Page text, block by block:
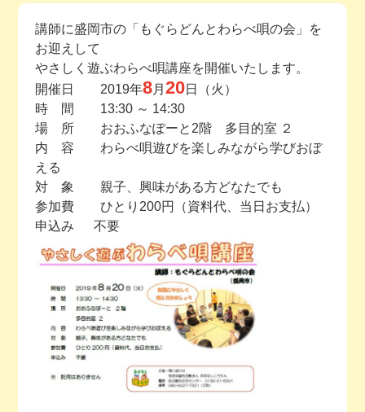
動画配信
今月の予定
活動場所のご案内
お問い合わせ
講師に盛岡市の「もぐらどんとわらべ唄の会」を
お迎えして
やさしく遊ぶわらべ唄講座を開催いたします。
開催日 2019年8月 20日（火）
時 間 13:30 ～ 14:30
場 所 おおふなぽーと2階 多目的室 ２
内 容 わらべ唄遊びを楽しみながら学びおぼ
える
対 象 親子、興味がある方どなたでも
参加費 ひとり200円（資料代、当日お支払）
申込み 不要